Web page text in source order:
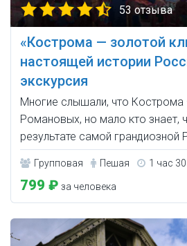
53 отзыва
«Кострома — золотой
настоящей истории
экскурсия
Многие слышали, что
Романовых, но мало кто знает,
результате самой грандиозной
Групповая Пешая 1 час
799 ₽ за человека